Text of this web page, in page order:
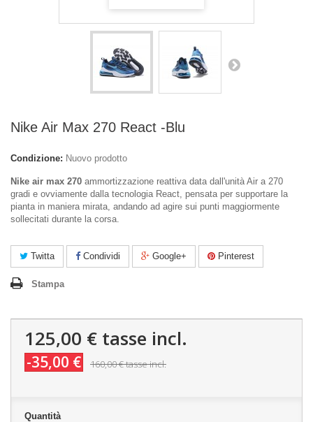
Nike Air Max 270 React -Blu
Condizione: Nuovo prodotto
Nike air max 270 ammortizzazione reattiva data dall'unità Air a 270
gradi e ovviamente dalla tecnologia React, pensata per supportare la
pianta in maniera mirata, andando ad agire sui punti maggiormente
sollecitati durante la corsa.
Twitta Condividi Google+ Pinterest
Stampa
125,00 € tasse incl.
-35,00 € 160,00 €tasse incl.
Quantità